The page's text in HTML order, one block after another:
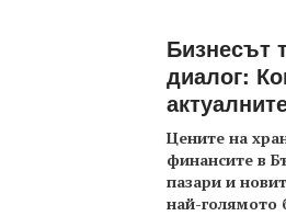
Бизнесът
диалог:
Цените на
финансите в
пазари и
най-голямото